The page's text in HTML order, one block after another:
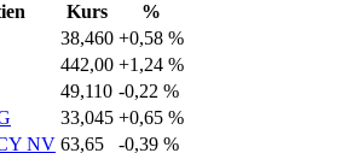
Kurs
%
38,460 +0,58 %
442,00 +1,24 %
49,110 -0,22 %
33,045 +0,65 %
NV 63,65 -0,39 %